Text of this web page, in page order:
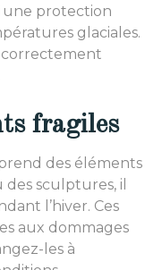
une protection
glaciales.
correctement
fragiles
des éléments
sculptures, il
l’hiver. Ces
aux dommages
les à